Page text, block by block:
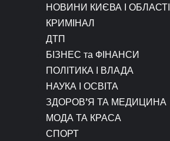
НОВИНИ КИЄВА І ОБЛАСТІ
КРИМІНАЛ
ДТП
БІЗНЕС та ФІНАНСИ
ПОЛІТИКА І ВЛАДА
НАУКА І ОСВІТА
ЗДОРОВ’Я ТА МЕДИЦИНА
МОДА ТА КРАСА
СПОРТ